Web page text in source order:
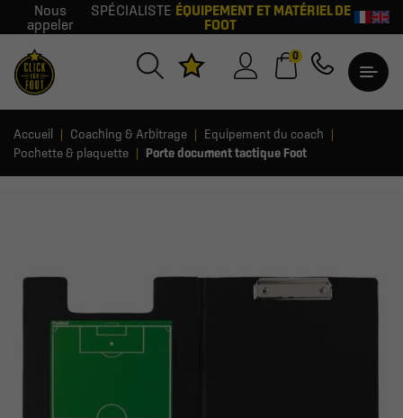
Nous
appeler
SPÉCIALISTE ÉQUIPEMENT ET MATÉRIEL DE
FOOT
0
Accueil Coaching & Arbitrage
Equipement du coach
Pochette & plaquette
Porte document tactique Foot